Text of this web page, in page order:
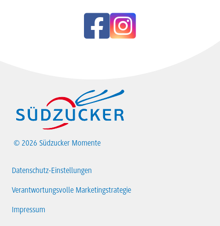
© 2026 Südzucker Momente
Datenschutz-Einstellungen
Verantwortungsvolle Marketingstrategie
Impressum